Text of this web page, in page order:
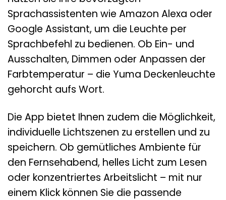
Sprachassistenten wie Amazon Alexa oder
Google Assistant, um die Leuchte per
Sprachbefehl zu bedienen. Ob Ein- und
Ausschalten, Dimmen oder Anpassen der
Farbtemperatur – die Yuma Deckenleuchte
gehorcht aufs Wort.
Die App bietet Ihnen zudem die Möglichkeit,
individuelle Lichtszenen zu erstellen und zu
speichern. Ob gemütliches Ambiente für
den Fernsehabend, helles Licht zum Lesen
oder konzentriertes Arbeitslicht – mit nur
einem Klick können Sie die passende